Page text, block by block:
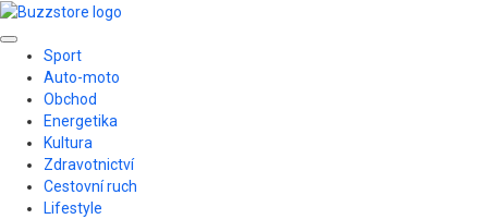
Skip
content
Primary
Menu
Sport
Auto-moto
Obchod
Energetika
Kultura
Zdravotnictví
Cestovní ruch
Lifestyle